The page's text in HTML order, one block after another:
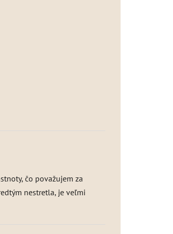
čo považujem za
nestretla, je veľmi